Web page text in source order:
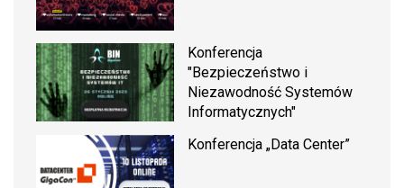
Konferencja
"Bezpieczeństwo i
Niezawodność Systemów
Informatycznych"
Konferencja „Data Center”